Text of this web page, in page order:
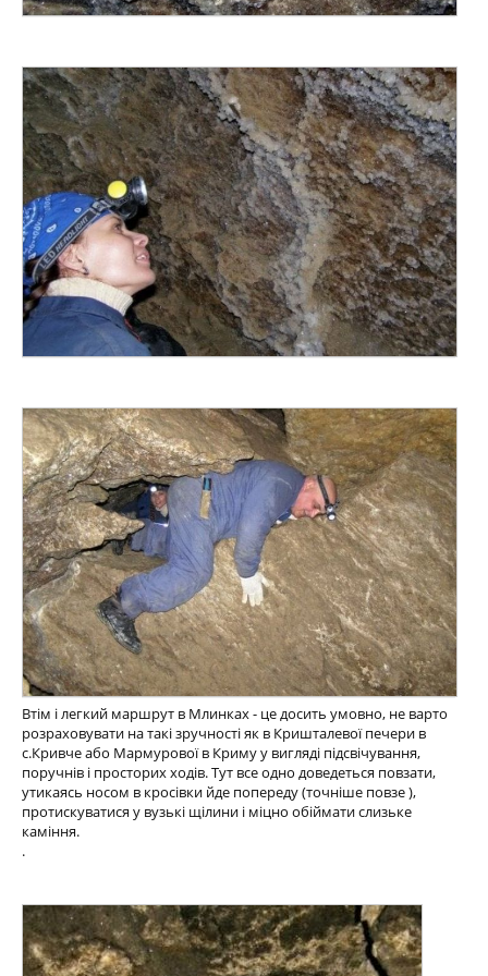
Втім і легкий маршрут в Млинках - це досить умовно, не варто
розраховувати на такі зручності як в Кришталевої печери в
с.Кривче або Мармурової в Криму у вигляді підсвічування,
поручнів і просторих ходів. Тут все одно доведеться повзати,
утикаясь носом в кросівки йде попереду (точніше повзе ),
протискуватися у вузькі щілини і міцно обіймати слизьке
каміння.
.